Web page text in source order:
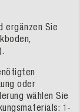
ergänzen Sie
oder
wählen Sie
1-